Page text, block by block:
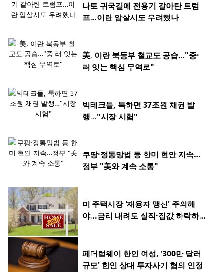
나토 귀국길에 전용기 갈아탄 트럼
프…이란 암살시도 우려했나
美, 이란 북동부 철교도 공습…"중·
러 잇는 핵심 무역로"
빅테크들, 툭하면 37조원 채권 발
행…"시장 시험"
쿠팡·정통망법 등 한미 현안 지속…
정부 "美와 계속 소통"
미 주택시장 '재융자 맹신' 주의해
야...금리 내려도 실직·집값 하락하
페더럴웨이 한인 여성, '300만 달러
규모' 한인 상대 투자사기 혐의 인정